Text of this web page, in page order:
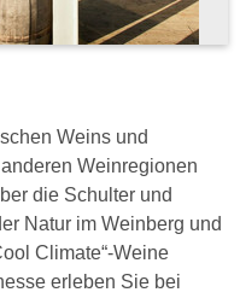
Weins und
Weinregionen
die Schulter und
Natur im Weinberg und
Climate“-Weine
erleben Sie bei